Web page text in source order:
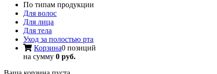
По типам продукции
Для волос
Для лица
Для тела
Уход за полостью рта
Корзина0 позиций
на сумму 0 руб.